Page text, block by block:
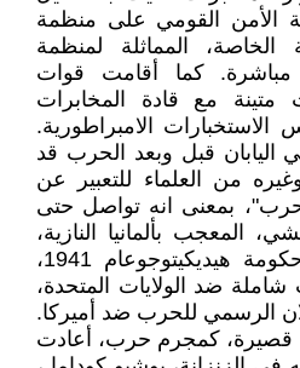
القومي على منظمة
الخاصة، المماثلة لمنظمة
مباشرة. كما أقامت قوات
متينة مع قادة المخابرات
الامبراطورية.
اليابان قبل وبعد الحرب قد
من العلماء للتعبير عن
بمعنى انه تواصل حتى
المعجب بألمانيا النازية،
عين وزيرا للذخيرة في حكومة هيديكيتوجوعام 1941،
ضد الولايات المتحدة،
الرسمي للحرب ضد أميركا.
كمجرم حرب، أعادت